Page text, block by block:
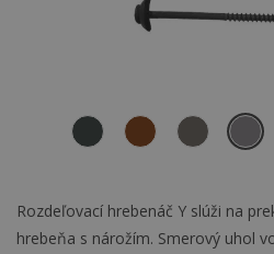
Rozdeľovací hrebenáč Y slúži na
hrebeňa s nárožím. Smerový uhol